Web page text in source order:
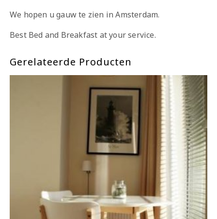
We hopen u gauw te zien in Amsterdam.
Best Bed and Breakfast at your service.
Gerelateerde Producten